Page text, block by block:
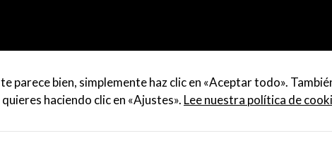
parece bien, simplemente haz clic en «Aceptar todo».
haciendo clic en «Ajustes». Lee nuestra política de